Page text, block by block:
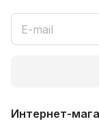
Интернет-